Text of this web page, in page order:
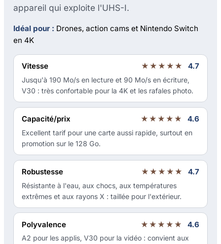
appareil qui exploite l'UHS-I.
Idéal pour : Drones, action cams et Nintendo Switch
en 4K
Vitesse ★★★★★ 4.7
Jusqu'à 190 Mo/s en lecture et 90 Mo/s en écriture,
V30 : très confortable pour la 4K et les rafales photo.
Capacité/prix ★★★★★ 4.6
Excellent tarif pour une carte aussi rapide, surtout en
promotion sur le 128 Go.
Robustesse ★★★★★ 4.7
Résistante à l'eau, aux chocs, aux températures
extrêmes et aux rayons X : taillée pour l'extérieur.
Polyvalence ★★★★★ 4.6
A2 pour les applis, V30 pour la vidéo : convient aux